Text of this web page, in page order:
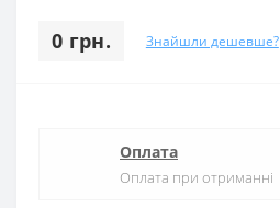
0 грн. Знайшли дешевше?
Оплата
Оплата при отриманні